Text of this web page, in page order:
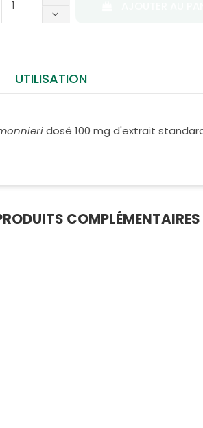
UTILISATION
dosé 100 mg d'extrait
COMPLÉMENTAIRES